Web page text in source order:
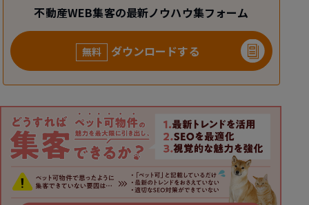
不動産WEB集客の最新ノウハウ集フォーム
無料 ダウンロードする